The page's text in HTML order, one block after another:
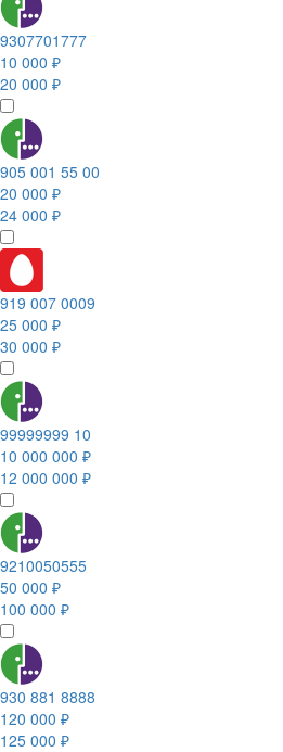
9307701777
10 000 ₽
20 000 ₽
905 001 55 00
20 000 ₽
24 000 ₽
919 007 0009
25 000 ₽
30 000 ₽
99999999 10
10 000 000 ₽
12 000 000 ₽
9210050555
50 000 ₽
100 000 ₽
930 881 8888
120 000 ₽
125 000 ₽